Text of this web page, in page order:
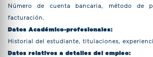
Número de cuenta bancaria, método de
facturación.
Datos Académico-profesionales:
Historial del estudiante, titulaciones,
Datos relativos a detalles del empleo: